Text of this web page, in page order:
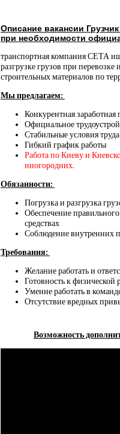
Описание вакансии
при необходимости
транспортная компания СЕТА
разгрузке грузов при перевозке
строительных материалов по
Мы предлагаем:
Конкурентная заработная
Официальное
Стабильные условия труда
Гибкий график работы
Работа по Киеву и
иногородних.
Обязанности:
Погрузка и разгрузка
Обеспечение
средствах
Соблюдение внутренних
Требования:
Желание работать и
Готовность к физической
Умение работать в
Отсутствие вредных
Возможность